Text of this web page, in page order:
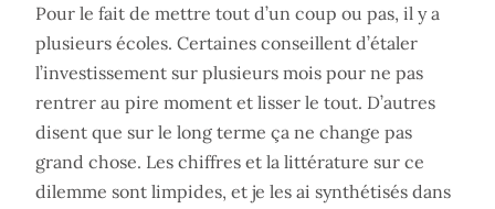
Pour le fait de mettre tout d’un coup ou pas, il y a
plusieurs écoles. Certaines conseillent d’étaler
l’investissement sur plusieurs mois pour ne pas
rentrer au pire moment et lisser le tout. D’autres
disent que sur le long terme ça ne change pas
grand chose. Les chiffres et la littérature sur ce
dilemme sont limpides, et je les ai synthétisés dans